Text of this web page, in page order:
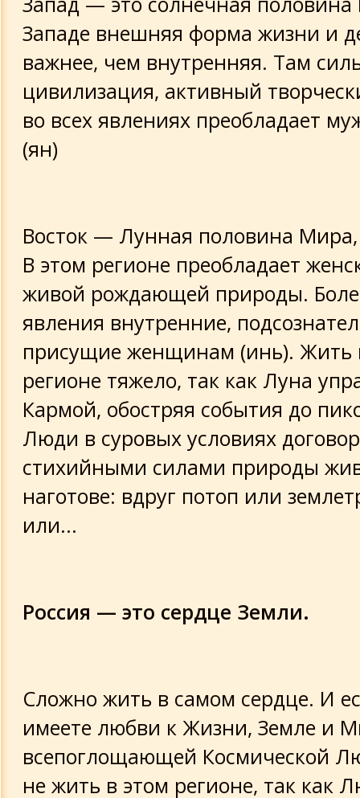
Западе внешняя форма жизни и
важнее, чем внутренняя. Там
цивилизация, активный
во всех явлениях преобладает
(ян)
Восток — Лунная половина
В этом регионе преобладает
живой рождающей природы.
явления внутренние,
присущие женщинам (инь). Жить
регионе тяжело, так как Луна
Кармой, обостряя события до
Люди в суровых условиях
стихийными силами природы
наготове: вдруг потоп или
или...
Россия — это сердце Земли.
Сложно жить в самом сердце. И
имеете любви к Жизни, Земле и
всепоглощающей Космической
не жить в этом регионе, так как